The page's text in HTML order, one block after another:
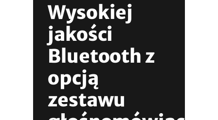
Wysokiej
jakości
Bluetooth z
opcją
zestawu